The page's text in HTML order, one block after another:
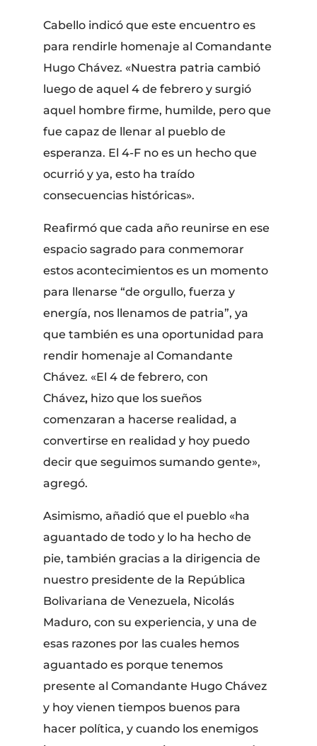
Cabello indicó que este encuentro es
para rendirle homenaje al Comandante
Hugo Chávez. «Nuestra patria cambió
luego de aquel 4 de febrero y surgió
aquel hombre firme, humilde, pero que
fue capaz de llenar al pueblo de
esperanza. El 4-F no es un hecho que
ocurrió y ya, esto ha traído
consecuencias históricas».
Reafirmó que cada año reunirse en ese
espacio sagrado para conmemorar
estos acontecimientos es un momento
para llenarse “de orgullo, fuerza y
energía, nos llenamos de patria”, ya
que también es una oportunidad para
rendir homenaje al Comandante
Chávez. «El 4 de febrero, con
Chávez, hizo que los sueños
comenzaran a hacerse realidad, a
convertirse en realidad y hoy puedo
decir que seguimos sumando gente»,
agregó.
Asimismo, añadió que el pueblo «ha
aguantado de todo y lo ha hecho de
pie, también gracias a la dirigencia de
nuestro presidente de la República
Bolivariana de Venezuela, Nicolás
Maduro, con su experiencia, y una de
esas razones por las cuales hemos
aguantado es porque tenemos
presente al Comandante Hugo Chávez
y hoy vienen tiempos buenos para
hacer política, y cuando los enemigos